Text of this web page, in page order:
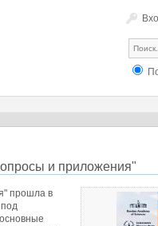
и приложения"
прошла в